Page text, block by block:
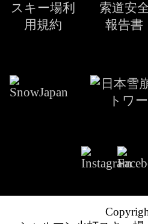
スキー場利
用規約
索道安
報告書